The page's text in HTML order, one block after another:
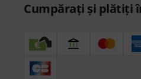
Cumpărați și plătiți